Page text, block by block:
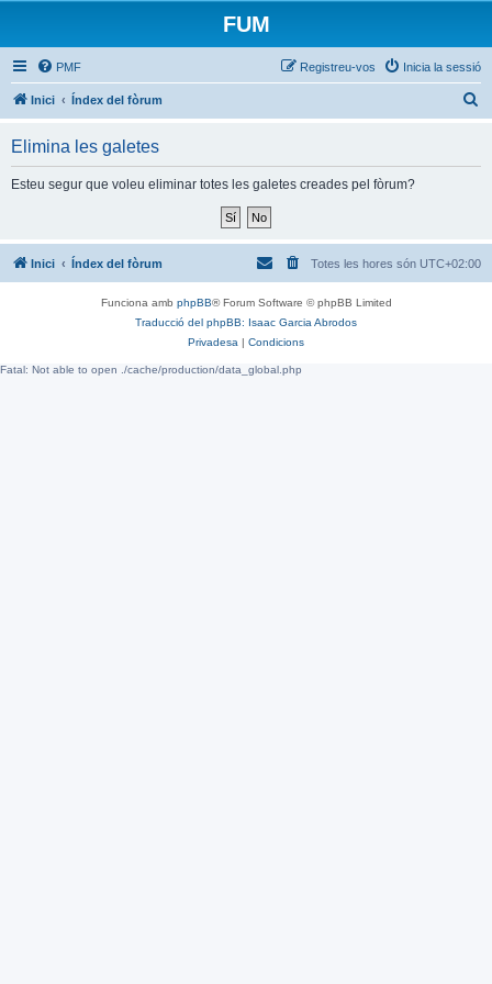
FUM
PMF Inicia la sessió
Registreu-vos
Inici Índex del fòrum
Elimina les galetes
Esteu segur que voleu eliminar totes les galetes creades pel fòrum?
Inici Índex del fòrum Totes les hores són UTC+02:00
Funciona amb phpBB® Forum Software © phpBB Limited
Traducció del phpBB: Isaac Garcia Abrodos
Privadesa | Condicions
Fatal: Not able to open ./cache/production/data_global.php